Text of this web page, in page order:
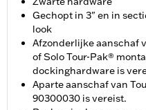
Gechopt in 3" en in
look
Afzonderlijke aanschaf
of Solo Tour-Pak®
dockinghardware is
Aparte aanschaf van
90300030 is vereist.